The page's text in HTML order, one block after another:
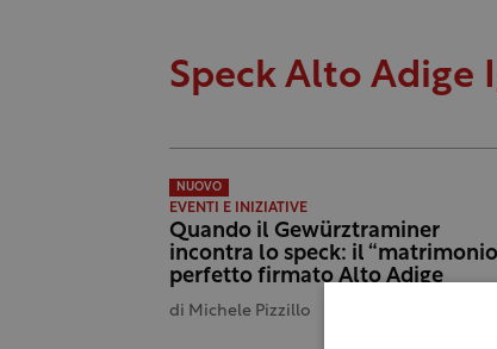
Speck Alto Adige
NUOVO
EVENTI E INIZIATIVE
Quando il Gewürztraminer
incontra lo speck: il
perfetto firmato Alto Adige
di Michele Pizzillo